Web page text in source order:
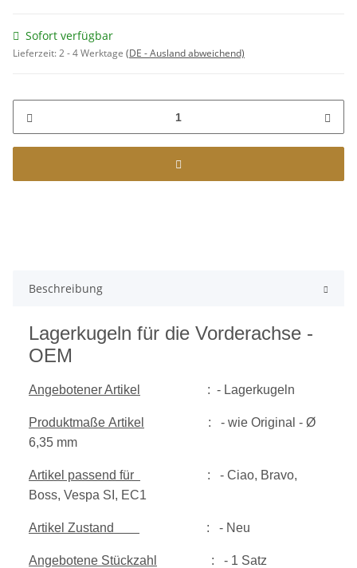
Sofort verfügbar
Lieferzeit:2 - 4 Werktage (DE - Ausland abweichend)
Beschreibung
Lagerkugeln für die Vorderachse -
OEM
Angebotener Artikel : - Lagerkugeln
Produktmaße Artikel
: - wie Original - Ø
6,35 mm
Artikel passend für
: - Ciao, Bravo,
Boss, Vespa SI, EC1
Artikel Zustand : - Neu
Angebotene Stückzahl : - 1 Satz